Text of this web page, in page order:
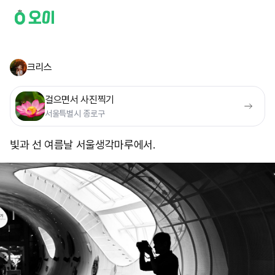
크리스
걸으면서 사진찍기
서울특별시 종로구
빛과 선 여름날 서울생각마루에서.